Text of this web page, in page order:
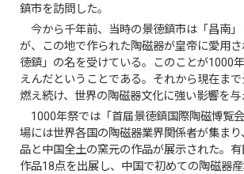
鎮市を訪問した。
今から千年前、当時の景徳鎮市は「昌南」
が、この地で作られた陶磁器が皇帝に愛用
徳鎮」の名を受けている。このことが1000
えんだということである。それから現在まで
燃え続け、世界の陶磁器文化に強い影響を与
1000年祭では「首届景徳鎮国際陶磁博覧会
場には世界各国の陶磁器業界関係者が集まり
品と中国全土の窯元の作品が展示された。有
作品18点を出展し、中国で初めての陶磁器産